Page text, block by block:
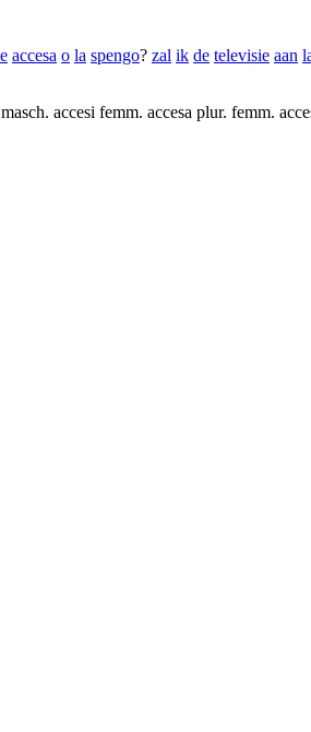
accesa o la spengo? zal ik de televisie aan
accesi femm. accesa plur. femm.